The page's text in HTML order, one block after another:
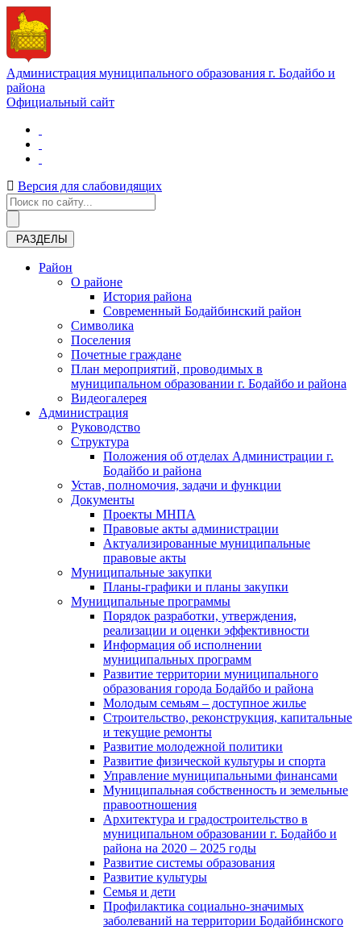
Администрация муниципального образования г. Бодайбо и
района
Официальный сайт
Версия для слабовидящих
РАЗДЕЛЫ
Район
О районе
История района
Современный Бодайбинский район
Символика
Поселения
Почетные граждане
План мероприятий, проводимых в
муниципальном образовании г. Бодайбо и района
Видеогалерея
Администрация
Руководство
Структура
Положения об отделах Администрации г.
Бодайбо и района
Устав, полномочия, задачи и функции
Документы
Проекты МНПА
Правовые акты администрации
Актуализированные муниципальные
правовые акты
Муниципальные закупки
Планы-графики и планы закупки
Муниципальные программы
Порядок разработки, утверждения,
реализации и оценки эффективности
Информация об исполнении
муниципальных программ
Развитие территории муниципального
образования города Бодайбо и района
Молодым семьям – доступное жилье
Строительство, реконструкция, капитальные
и текущие ремонты
Развитие молодежной политики
Развитие физической культуры и спорта
Управление муниципальными финансами
Муниципальная собственность и земельные
правоотношения
Архитектура и градостроительство в
муниципальном образовании г. Бодайбо и
района на 2020 – 2025 годы
Развитие системы образования
Развитие культуры
Семья и дети
Профилактика социально-значимых
заболеваний на территории Бодайбинского